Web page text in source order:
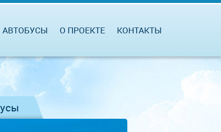
АВТОБУСЫ О ПРОЕКТЕ КОНТАКТЫ